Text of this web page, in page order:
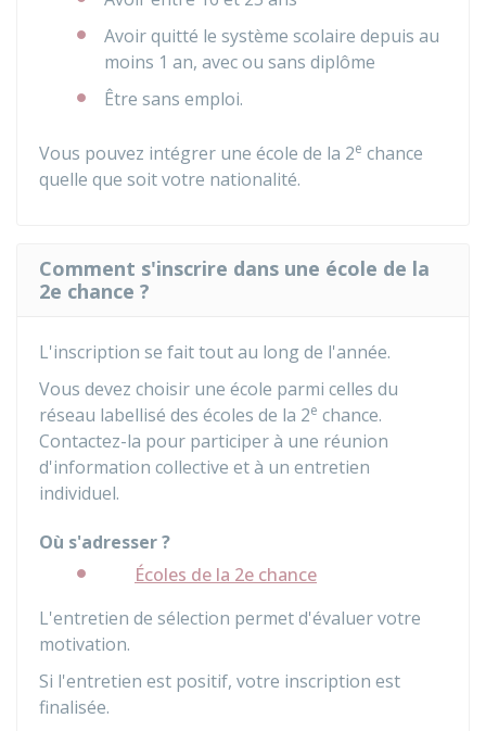
Avoir quitté le système scolaire depuis au
moins 1 an, avec ou sans diplôme
Être sans emploi.
Vous pouvez intégrer une école de la 2e chance
quelle que soit votre nationalité.
Comment s'inscrire dans une école de la
2e chance ?
L'inscription se fait tout au long de l'année.
Vous devez choisir une école parmi celles du
réseau labellisé des écoles de la 2e chance.
Contactez-la pour participer à une réunion
d'information collective et à un entretien
individuel.
Où s'adresser ?
Écoles de la 2e chance
L'entretien de sélection permet d'évaluer votre
motivation.
Si l'entretien est positif, votre inscription est
finalisée.